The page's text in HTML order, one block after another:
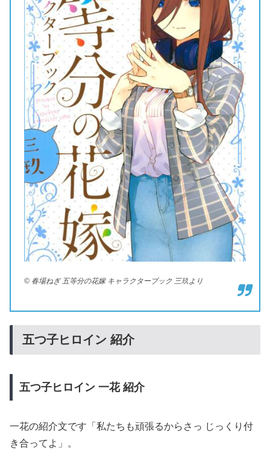
© 春場ねぎ 五等分の花嫁 キャラクターブック 三玖より
五つ子ヒロイン 紹介
五つ子ヒロイン 一花 紹介
一花の紹介文です「私たちも頑張るからさっ じっくり付
き合ってよ」。